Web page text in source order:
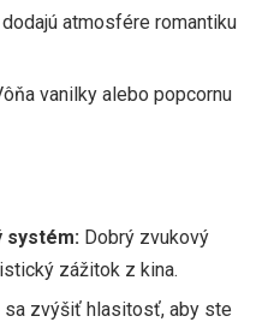
atmosfére romantiku
vanilky alebo popcornu
systém: Dobrý zvukový
zážitok z kina.
sa zvýšiť hlasitosť, aby ste